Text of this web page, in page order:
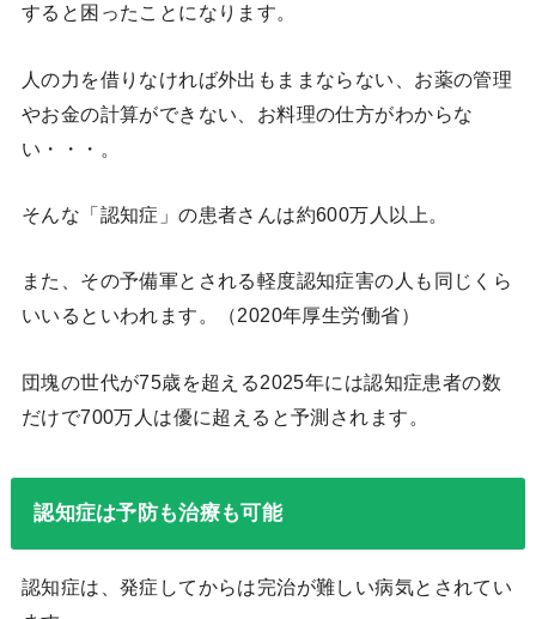
すると困ったことになります。
人の力を借りなければ外出もままならない、お薬の管理
やお金の計算ができない、お料理の仕方がわからな
い・・・。
そんな「認知症」の患者さんは約600万人以上。
また、その予備軍とされる軽度認知症害の人も同じくら
いいるといわれます。（2020年厚生労働省）
団塊の世代が75歳を超える2025年には認知症患者の数
だけで700万人は優に超えると予測されます。
認知症は予防も治療も可能
認知症は、発症してからは完治が難しい病気とされてい